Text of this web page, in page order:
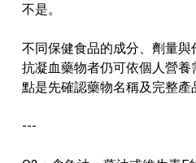
不是。
不同保健食品的成分、劑量
抗凝血藥物者仍可依個人營
點是先確認藥物名稱及完整產
---